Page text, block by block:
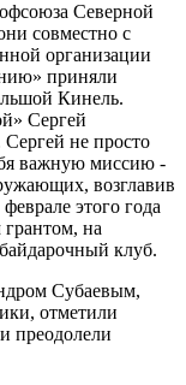
Северной
совместно с
организации
приняли
Кинель.
Сергей
не просто
важную миссию -
возглавив
этого года
на
клуб.
Субаевым,
отметили
преодолели